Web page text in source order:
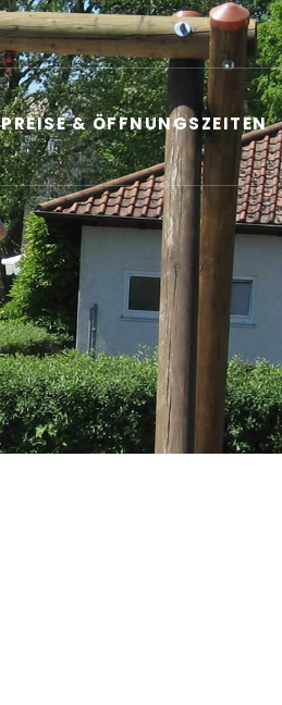
PREISE & ÖFFNUNGSZEITEN